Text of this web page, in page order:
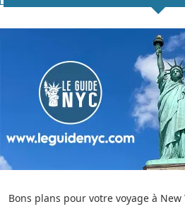
Bons plans pour votre voyage à New